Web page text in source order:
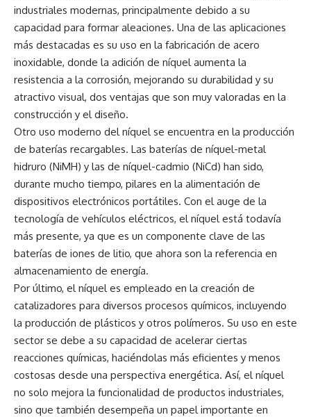
industriales modernas, principalmente debido a su
capacidad para formar aleaciones. Una de las aplicaciones
más destacadas es su uso en la fabricación de acero
inoxidable, donde la adición de níquel aumenta la
resistencia a la corrosión, mejorando su durabilidad y su
atractivo visual, dos ventajas que son muy valoradas en la
construcción y el diseño.
Otro uso moderno del níquel se encuentra en la producción
de baterías recargables. Las baterías de níquel-metal
hidruro (NiMH) y las de níquel-cadmio (NiCd) han sido,
durante mucho tiempo, pilares en la alimentación de
dispositivos electrónicos portátiles. Con el auge de la
tecnología de vehículos eléctricos, el níquel está todavía
más presente, ya que es un componente clave de las
baterías de iones de litio, que ahora son la referencia en
almacenamiento de energía.
Por último, el níquel es empleado en la creación de
catalizadores para diversos procesos químicos, incluyendo
la producción de plásticos y otros polímeros. Su uso en este
sector se debe a su capacidad de acelerar ciertas
reacciones químicas, haciéndolas más eficientes y menos
costosas desde una perspectiva energética. Así, el níquel
no solo mejora la funcionalidad de productos industriales,
sino que también desempeña un papel importante en